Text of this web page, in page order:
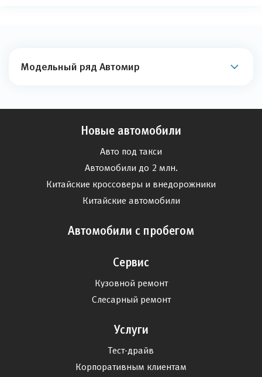
Модельный ряд Автомир
Новые автомобили
Авто под такси
Автомобили до 2 млн.
Китайские кроссоверы и внедорожники
Китайские автомобили
Автомобили с пробегом
Сервис
Кузовной ремонт
Слесарный ремонт
Услуги
Тест-драйв
Корпоративным клиентам